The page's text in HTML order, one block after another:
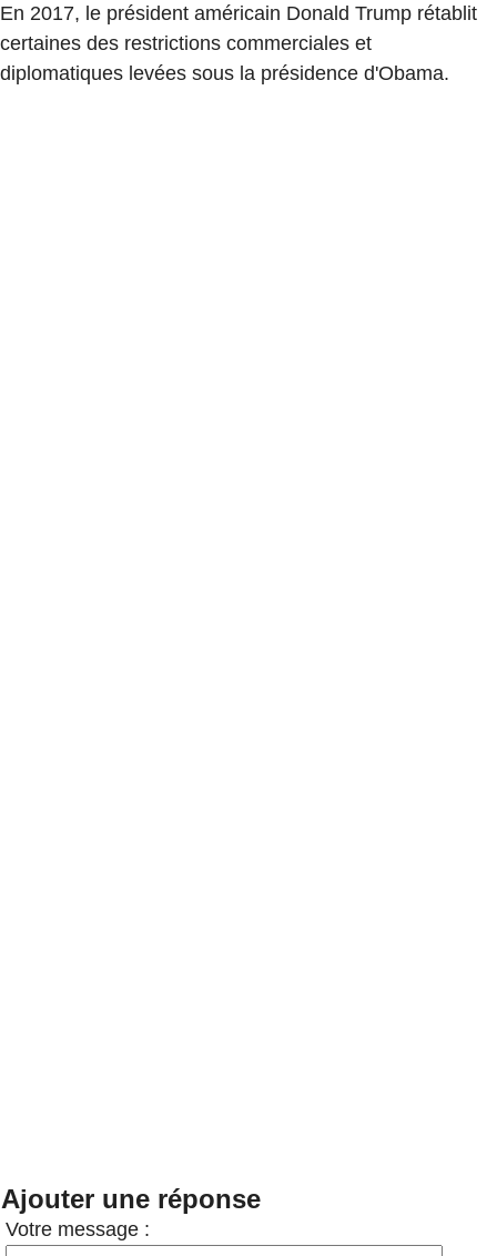
En 2017, le président américain Donald Trump rétablit
certaines des restrictions commerciales et
diplomatiques levées sous la présidence d'Obama.
Ajouter une réponse
Votre message :